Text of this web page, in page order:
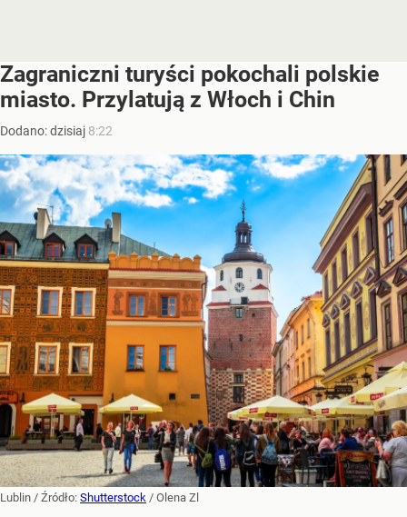
Zagraniczni turyści pokochali polskie
miasto. Przylatują z Włoch i Chin
Dodano:dzisiaj 8:22
Lublin / Źródło: Shutterstock / Olena Zl